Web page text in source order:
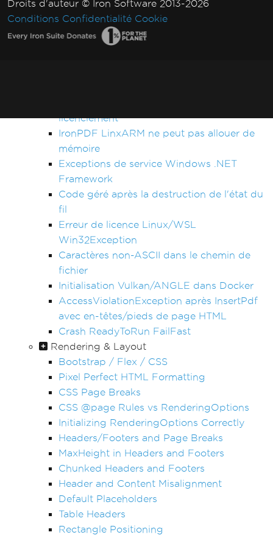
plateforme
Délai dépassé lors du rendu du PDF
licenciement
IronPDF LinxARM ne peut pas allouer de
mémoire
Exceptions de service Windows .NET
Framework
Code géré après la destruction de l'état du
fil
Erreur de licence Linux/WSL
Win32Exception
Caractères non-ASCII dans le chemin de
fichier
Initialisation Vulkan/ANGLE dans Docker
AccessViolationException après InsertPdf
avec en-têtes/pieds de page HTML
Crash ReadyToRun FailFast
Rendering & Layout
Bootstrap / Flex / CSS
Pixel Perfect HTML Formatting
CSS Page Breaks
CSS @page Rules vs RenderingOptions
Initializing RenderingOptions Correctly
Headers/Footers and Page Breaks
MaxHeight in Headers and Footers
Chunked Headers and Footers
Header and Content Misalignment
Default Placeholders
Table Headers
Rectangle Positioning
Droits d'auteur © Iron Software 2013-2026
Conditions Confidentialité Cookie